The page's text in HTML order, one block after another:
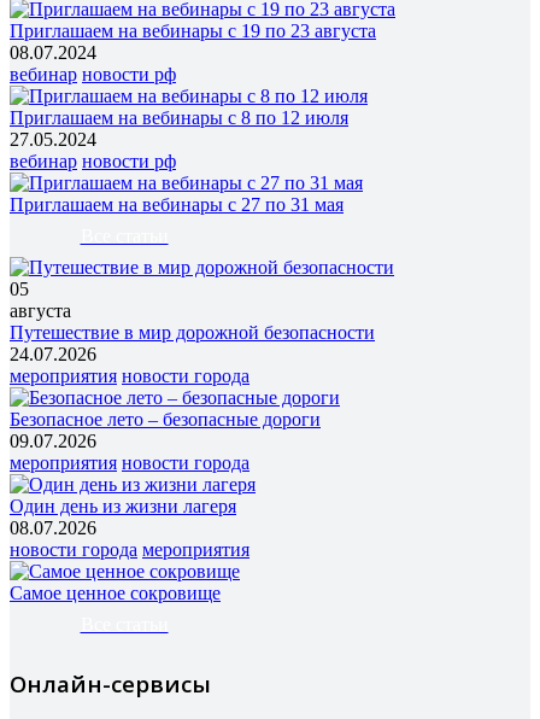
Приглашаем на вебинары с 19 по 23 августа
08.07.2024
вебинар новости рф
Приглашаем на вебинары с 8 по 12 июля
27.05.2024
вебинар новости рф
Приглашаем на вебинары с 27 по 31 мая
05
августа
Путешествие в мир дорожной безопасности
24.07.2026
мероприятия новости города
Безопасное лето – безопасные дороги
09.07.2026
мероприятия новости города
Один день из жизни лагеря
08.07.2026
новости города мероприятия
Самое ценное сокровище
Онлайн-сервисы